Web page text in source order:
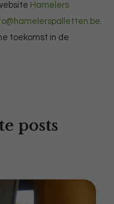
Hamelers
.
toekomst in de
posts